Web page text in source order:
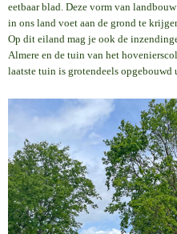
eetbaar blad. Deze vorm van
in ons land voet aan de grond te
Op dit eiland mag je ook de
Almere en de tuin van het
laatste tuin is grotendeels